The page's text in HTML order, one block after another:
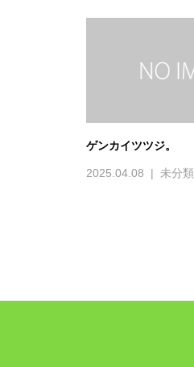
ゲンカイツツジ。
2025.04.08 未分類